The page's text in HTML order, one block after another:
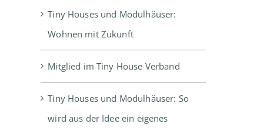
Tiny Houses und Modulhäuser:
Wohnen mit Zukunft
Mitglied im Tiny House Verband
Tiny Houses und Modulhäuser: So
wird aus der Idee ein eigenes